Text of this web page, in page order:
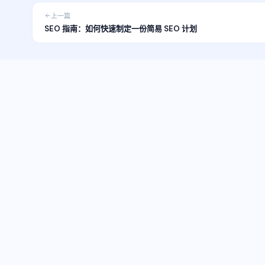
上一篇
SEO 指南：如何快速制定一份简易 SEO 计划